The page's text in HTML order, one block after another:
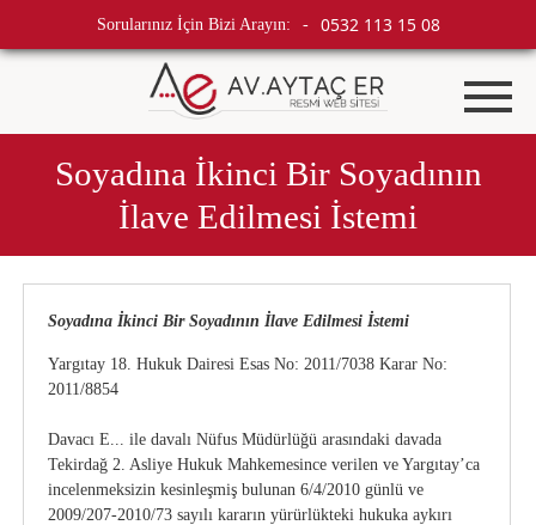
Sorularınız İçin Bizi Arayın: - 0532 113 15 08
Soyadına İkinci Bir Soyadının
İlave Edilmesi İstemi
Soyadına İkinci Bir Soyadının İlave Edilmesi İstemi
Yargıtay 18. Hukuk Dairesi Esas No: 2011/7038 Karar No:
2011/8854
Davacı E... ile davalı Nüfus Müdürlüğü arasındaki davada
Tekirdağ 2. Asliye Hukuk Mahkemesince verilen ve Yargıtay’ca
incelenmeksizin kesinleşmiş bulunan 6/4/2010 günlü ve
2009/207-2010/73 sayılı kararın yürürlükteki hukuka aykırı